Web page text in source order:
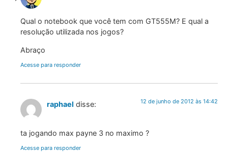
Qual o notebook que você tem com GT555M? E qual a
resolução utilizada nos jogos?
Abraço
Acesse para responder
raphael disse: 12 de junho de 2012 às 14:42
ta jogando max payne 3 no maximo ?
Acesse para responder